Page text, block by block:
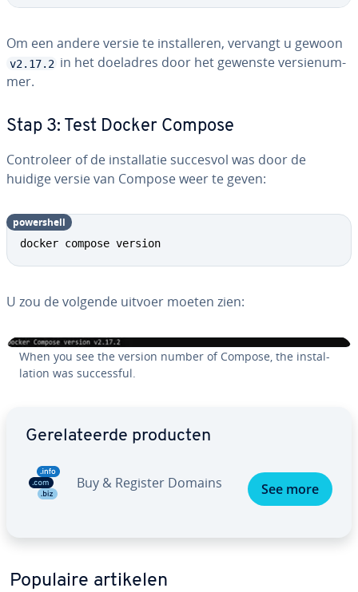
Om een andere versie te in­stal­le­ren, vervangt u gewoon
v2.17.2 in het doeladres door het gewenste ver­sie­num­
mer.
Stap 3: Test Docker Compose
Con­tro­leer of de in­stal­la­tie succesvol was door de
huidige versie van Compose weer te geven:
docker compose version
po­wers­hell
U zou de volgende uitvoer moeten zien:
When you see the version number of Compose, the in­stal­
la­ti­on was suc­ces­sful.
Ge­re­la­teer­de producten
Buy & Register Domains See more
Populaire artikelen